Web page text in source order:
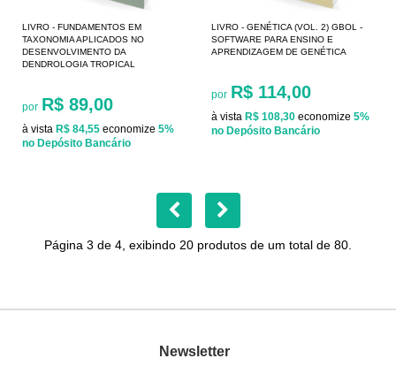
LIVRO - FUNDAMENTOS EM
TAXONOMIA APLICADOS NO
DESENVOLVIMENTO DA
DENDROLOGIA TROPICAL
por R$ 89,00
à vista R$ 84,55 economize 5%
no Depósito Bancário
LIVRO - GENÉTICA (VOL. 2) GBOL -
SOFTWARE PARA ENSINO E
APRENDIZAGEM DE GENÉTICA
por R$ 114,00
à vista R$ 108,30 economize 5%
no Depósito Bancário
Página 3 de 4, exibindo 20 produtos de um total de 80.
Newsletter